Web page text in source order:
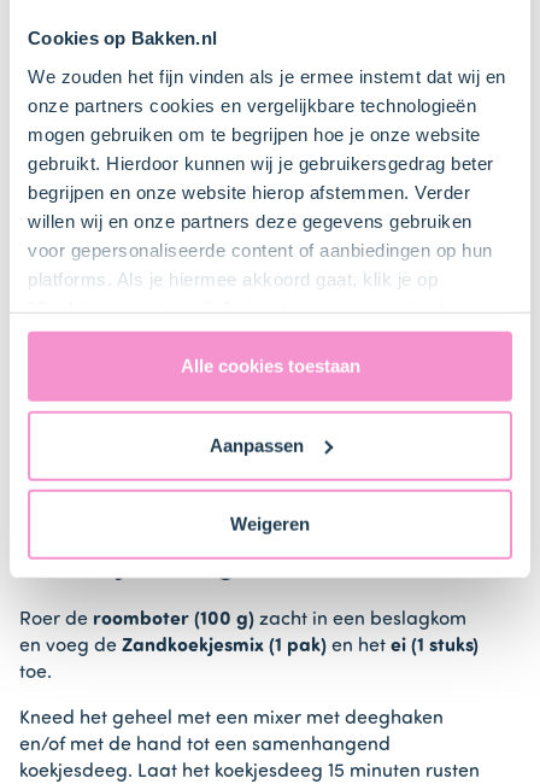
Cookies op Bakken.nl
We zouden het fijn vinden als je ermee instemt dat wij en
onze partners cookies en vergelijkbare technologieën
mogen gebruiken om te begrijpen hoe je onze website
gebruikt. Hierdoor kunnen wij je gebruikersgedrag beter
begrijpen en onze website hierop afstemmen. Verder
willen wij en onze partners deze gegevens gebruiken
voor gepersonaliseerde content of aanbiedingen op hun
platforms. Als je hiermee akkoord gaat, klik je op
uitdrukkelijk een eventuele gegevensoverdracht naar de
Verenigde Staten in de zin van artikel 49 AVG. Raadpleeg
ons
naar technology providers en partners in de Verenigde
Staten. Je kunt op elk moment van gedachten
Alle cookies toestaan
Aanpassen
Weigeren
Papier
Spuitzak
Bestel dit product online
Bestel gemakkelijk en snel je bakproducten
bij ons zusjeDeLeuksteTaartenshop.
Stappen
1. Koekjesdeeg maken
Roer de roomboter (100 g) zacht in een beslagkom
en voeg de Zandkoekjesmix (1 pak) en het ei (1 stuks)
toe.
Kneed het geheel met een mixer met deeghaken
en/of met de hand tot een samenhangend
koekjesdeeg. Laat het koekjesdeeg 15 minuten rusten